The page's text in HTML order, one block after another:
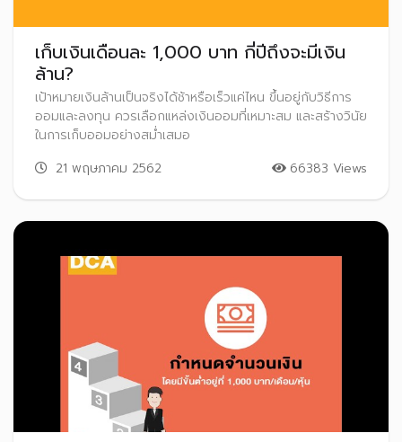
เก็บเงินเดือนละ 1,000 บาท กี่ปีถึงจะมีเงิน
ล้าน?
เป้าหมายเงินล้านเป็นจริงได้ช้าหรือเร็วแค่ไหน ขึ้นอยู่กับวิธีการ
ออมและลงทุน ควรเลือกแหล่งเงินออมที่เหมาะสม และสร้างวินัย
ในการเก็บออมอย่างสม่ำเสมอ
21 พฤษภาคม 2562
66383 Views